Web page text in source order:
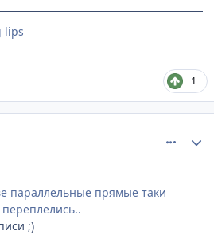
lips
1
параллельные прямые таки
;)